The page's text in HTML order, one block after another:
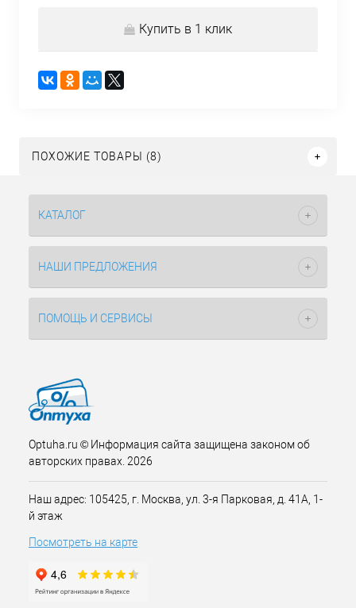
Купить в 1 клик
ПОХОЖИЕ ТОВАРЫ (8)
КАТАЛОГ
НАШИ ПРЕДЛОЖЕНИЯ
ПОМОЩЬ И СЕРВИСЫ
Optuha.ru © Информация сайта защищена законом об
авторских правах. 2026
Наш адрес: 105425, г. Москва, ул. 3-я Парковая, д. 41А, 1-
й этаж
Посмотреть на карте